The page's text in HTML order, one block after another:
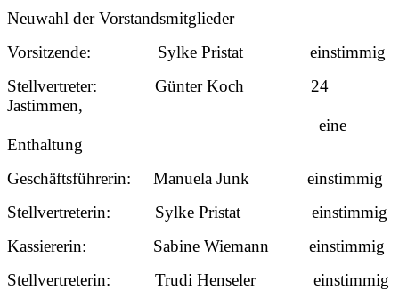
Neuwahl der Vorstandsmitglieder
Vorsitzende: Sylke Pristat einstimmig
Stellvertreter: Günter Koch 24
Jastimmen,
eine
Enthaltung
Geschäftsführerin: Manuela Junk einstimmig
Stellvertreterin: Sylke Pristat einstimmig
Kassiererin: Sabine Wiemann einstimmig
Stellvertreterin: Trudi Henseler einstimmig